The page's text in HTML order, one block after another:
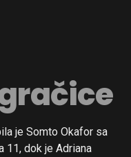
je Somto Okafor sa
11, dok je Adriana